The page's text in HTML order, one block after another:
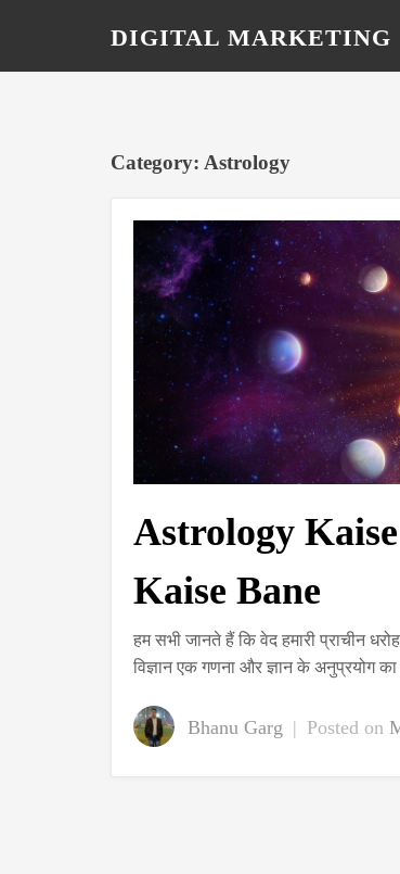
DIGITAL MARKETING
BLOG IN HINDI
Category: Astrology
Astrology
Kaise Bane
हम सभी जानते हैं कि वेद हमारी प्राचीन
विज्ञान एक गणना और ज्ञान के अनुप्रयोग
Bhanu Garg | Posted on